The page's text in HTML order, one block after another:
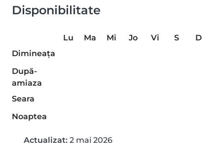
Disponibilitate
Lu Ma Mi Jo Vi S
D
Dimineaţa
După-
amiaza
Seara
Noaptea
Actualizat: 2 mai 2026